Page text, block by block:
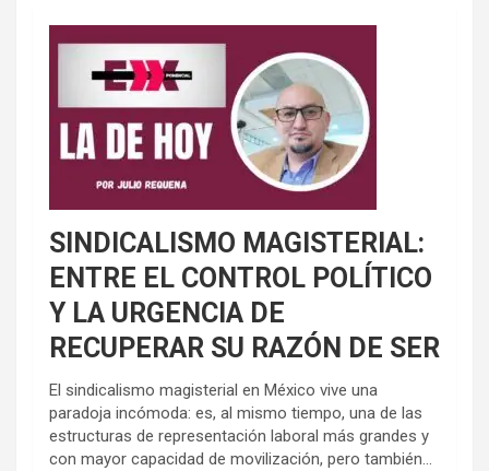
SINDICALISMO MAGISTERIAL:
ENTRE EL CONTROL POLÍTICO
Y LA URGENCIA DE
RECUPERAR SU RAZÓN DE SER
El sindicalismo magisterial en México vive una
paradoja incómoda: es, al mismo tiempo, una de las
estructuras de representación laboral más grandes y
con mayor capacidad de movilización, pero también...